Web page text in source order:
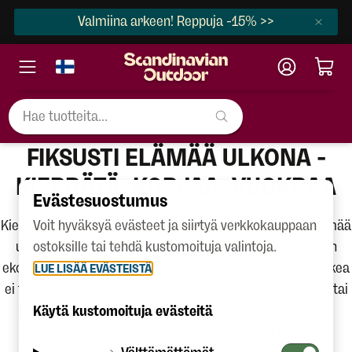
Valmiina arkeen! Reppuja -15% >>
FIKSUSTI ELÄMÄÄ ULKONA -
KIERRÄTÄ, KORJAA, VUOKRAA
Kiertotalous on monella tavalla kannattavaa. Fiksusti elämää
ulkona -konsepti kokoaa yhteen Scandinavian Outdoorin
ekologisesti kestävät tavat nauttia elämästä ulkona. Kaikkea
ei tarvitse omistaa, ja monet ulkoiluvarusteet voi korjata tai
kierrättää. Vuokraamomme palvelee sinua, kun haluat
Evästesuostumus
Voit hyväksyä evästeet ja siirtyä verkkokauppaan
ostoksille tai tehdä kustomoituja valintoja.
LUE LISÄÄ EVÄSTEISTÄ
Käytä kustomoituja evästeitä